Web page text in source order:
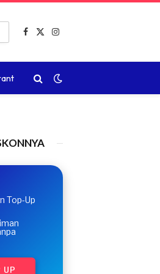
Facebook
X
Instagram
Top-Up
UP